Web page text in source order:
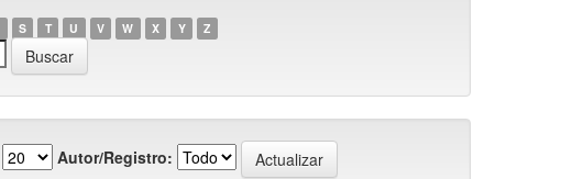
S T U V W X Y Z
Autor/Registro: